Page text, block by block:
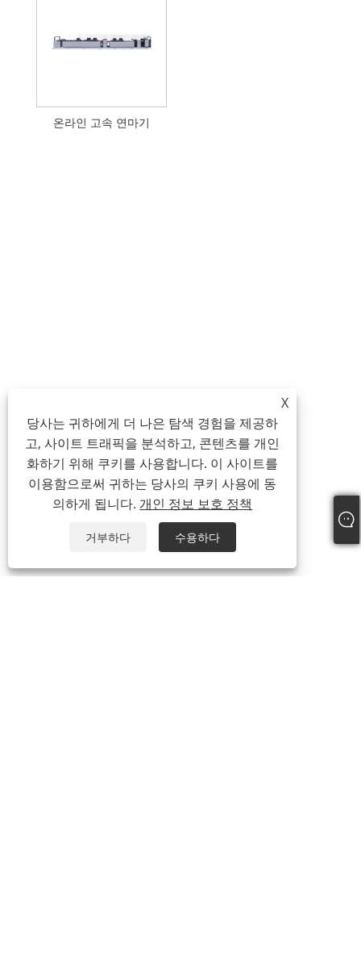
온라인 고속 연마기
X
당사는 귀하에게 더 나은 탐색 경험을 제공하
고, 사이트 트래픽을 분석하고, 콘텐츠를 개인
화하기 위해 쿠키를 사용합니다. 이 사이트를
이용함으로써 귀하는 당사의 쿠키 사용에 동
의하게 됩니다. 개인 정보 보호 정책
거부하다 수용하다